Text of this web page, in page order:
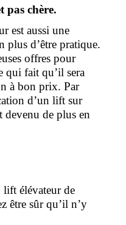
pas chère.
est aussi une
plus d’être pratique.
offres pour
qui fait qu’il sera
à bon prix. Par
d’un lift sur
devenu de plus en
élévateur de
être sûr qu’il n’y